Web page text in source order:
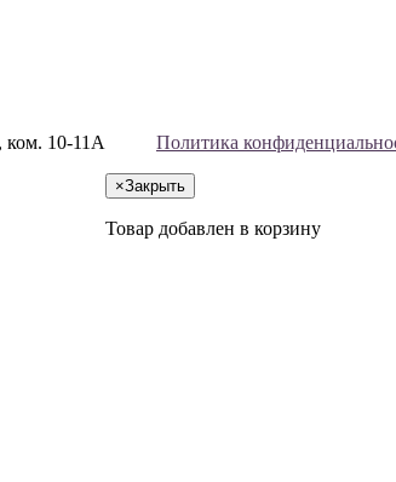
ком. 10-11А
Политика
×Закрыть
Товар добавлен в корзину